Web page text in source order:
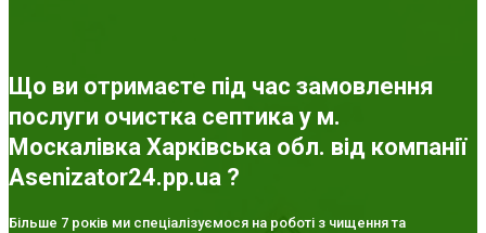
Що ви отримаєте під час замовлення
послуги очистка септика у м.
Москалівка Харківська обл. від компанії
Asenizator24.pp.ua ?
Більше 7 років ми спеціалізуємося на роботі з чищення та